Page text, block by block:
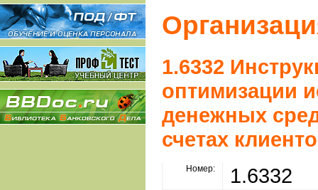
1.6332
оптимизации
денежных
счетах
Номер: 1.6332